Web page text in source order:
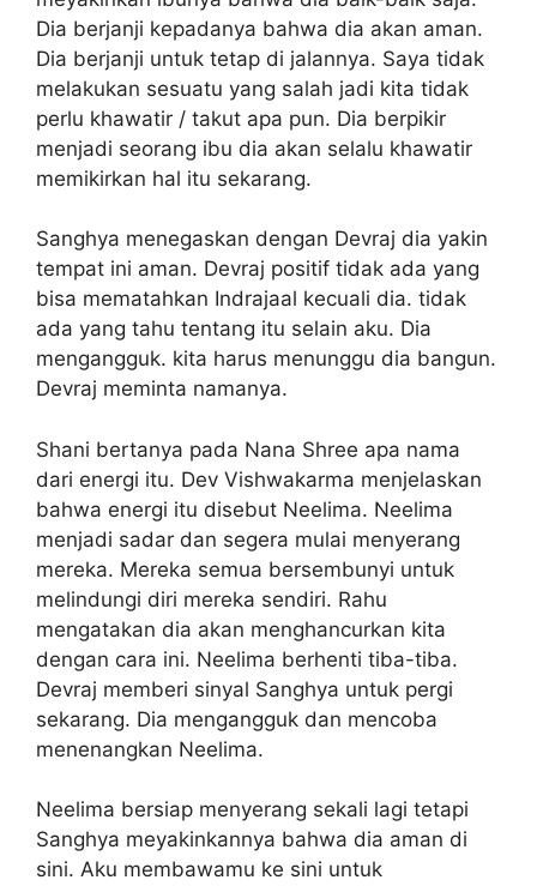
Dia berjanji kepadanya bahwa dia akan aman.
Dia berjanji untuk tetap di jalannya. Saya tidak
melakukan sesuatu yang salah jadi kita tidak
perlu khawatir / takut apa pun. Dia berpikir
menjadi seorang ibu dia akan selalu khawatir
memikirkan hal itu sekarang.
Sanghya menegaskan dengan Devraj dia yakin
tempat ini aman. Devraj positif tidak ada yang
bisa mematahkan Indrajaal kecuali dia. tidak
ada yang tahu tentang itu selain aku. Dia
mengangguk. kita harus menunggu dia bangun.
Devraj meminta namanya.
Shani bertanya pada Nana Shree apa nama
dari energi itu. Dev Vishwakarma menjelaskan
bahwa energi itu disebut Neelima. Neelima
menjadi sadar dan segera mulai menyerang
mereka. Mereka semua bersembunyi untuk
melindungi diri mereka sendiri. Rahu
mengatakan dia akan menghancurkan kita
dengan cara ini. Neelima berhenti tiba-tiba.
Devraj memberi sinyal Sanghya untuk pergi
sekarang. Dia mengangguk dan mencoba
menenangkan Neelima.
Neelima bersiap menyerang sekali lagi tetapi
Sanghya meyakinkannya bahwa dia aman di
sini. Aku membawamu ke sini untuk